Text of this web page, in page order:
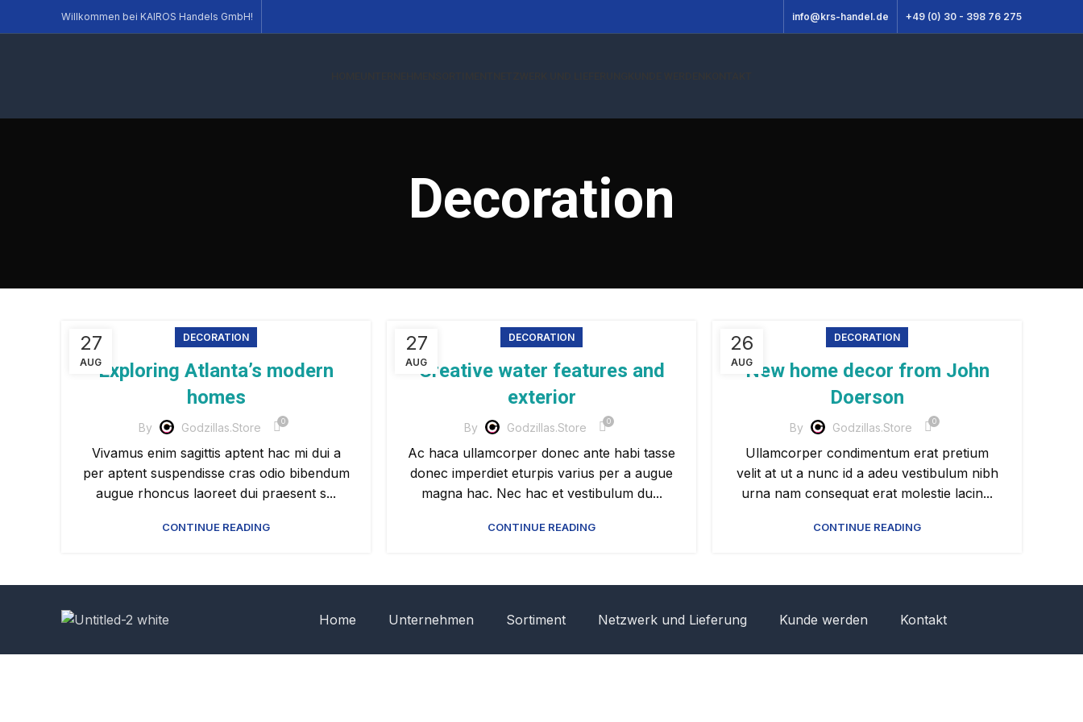
Willkommen bei KAIROS Handels GmbH! info@krs-handel.de +49 (0) 30 - 398 76 275
Decoration
27
AUG
DECORATION
Exploring Atlanta’s modern
homes
By Godzillas.store 0
Vivamus enim sagittis aptent hac mi dui a
per aptent suspendisse cras odio bibendum
augue rhoncus laoreet dui praesent s...
CONTINUE READING
27
AUG
DECORATION
Creative water features and
exterior
By Godzillas.store 0
Ac haca ullamcorper donec ante habi tasse
donec imperdiet eturpis varius per a augue
magna hac. Nec hac et vestibulum du...
CONTINUE READING
26
AUG
DECORATION
New home decor from John
Doerson
By Godzillas.store 0
Ullamcorper condimentum erat pretium
velit at ut a nunc id a adeu vestibulum nibh
urna nam consequat erat molestie lacin...
CONTINUE READING
Home Unternehmen Sortiment Netzwerk und Lieferung Kunde werden Kontakt